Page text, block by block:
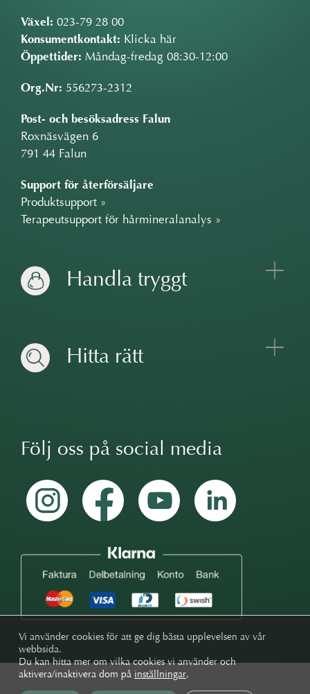
Växel: 023-79 28 00
Konsumentkontakt: Klicka här
Öppettider: Måndag-fredag 08:30-12:00
Org.Nr: 556273-2312
Post- och besöksadress Falun
Roxnäsvägen 6
791 44 Falun
Support för återförsäljare
Produktsupport »
Terapeutsupport för hårmineralanalys »
Handla tryggt
Hitta rätt
Följ oss på social media
Vi använder cookies för att ge dig bästa upplevelsen av vår
webbsida.
Du kan hitta mer om vilka cookies vi använder och
aktivera/inaktivera dom på inställningar.